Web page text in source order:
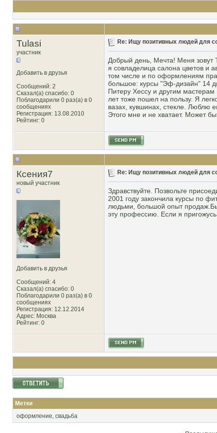
Tulasi
участник
Добавить в друзья
Сообщений: 2
Сказал(а) спасибо: 0
Поблагодарили 0 раз(а) в 0
сообщениях
Регистрация: 13.08.2010
Рейтинг: 0
Re: Ищу позитивных людей для
Добрый день, Мечта! Меня зовут
я совладелица салона цветов и
том числе и по оформлениям
большое: курсы "Эф-дизайн" 14
Питеру Хессу и другим
лет тоже пошел на пользу. Я
вазах, кувшинах, стекле. Люблю
Этого мне и не хватает. Может
Ксения7
новый участник
Добавить в друзья
Сообщений: 4
Сказал(а) спасибо: 0
Поблагодарили 0 раз(а) в 0
сообщениях
Регистрация: 12.12.2014
Адрес: Москва
Рейтинг: 0
Re: Ищу позитивных людей для
Здравствуйте. Позвольте
2001 году закончила курсы по
людьми, большой опыт
эту профессию. Если я
Метки
оформление, свадьба